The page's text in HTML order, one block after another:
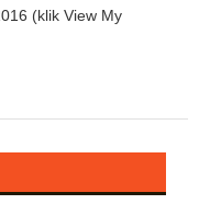
(klik View My